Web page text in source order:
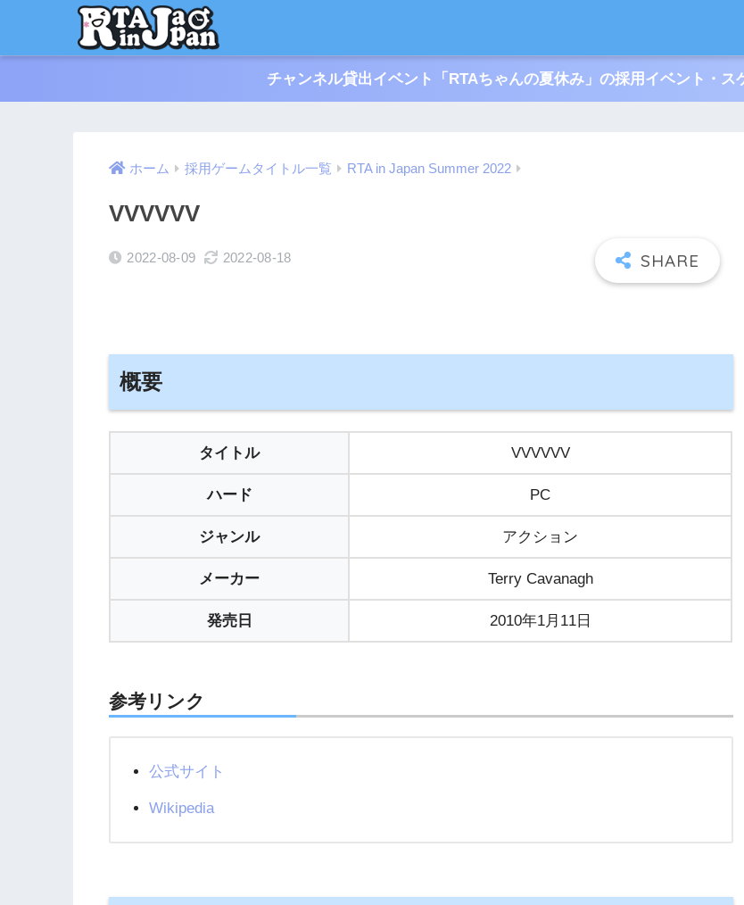
チャンネル貸出イベント「RTAちゃんの夏休み」の採用イベント・ス
ホーム 採用ゲームタイトル一覧 RTA in Japan Summer 2022
VVVVVV
2022-08-09 2022-08-18
概要
タイトル VVVVVV
ハード PC
ジャンル アクション
メーカー Terry Cavanagh
発売日 2010年1月11日
参考リンク
公式サイト
Wikipedia